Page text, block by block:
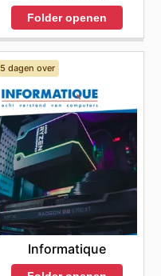
Folder openen
5 dagen over
Informatique